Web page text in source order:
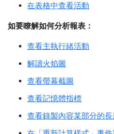
在表格中查看活動
如要瞭解如何分析報表：
查看主執行緒活動
解讀火焰圖
查看螢幕截圖
查看記憶體指標
查看錄製內容某部分的